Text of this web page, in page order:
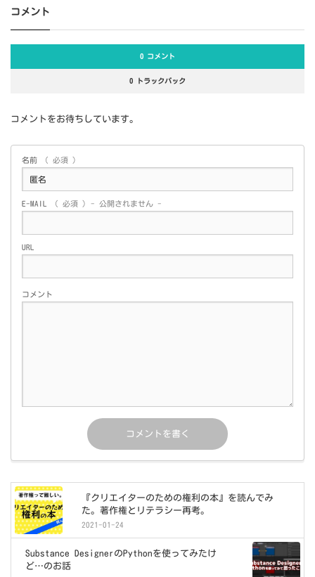
コメント
0 コメント
0 トラックバック
コメントをお待ちしています。
名前 ( 必須 )
E-MAIL ( 必須 ) - 公開されません -
URL
コメント
『クリエイターのための権利の本』を読んでみ
た。著作権とリテラシー再考。
2021-01-24
Substance DesignerのPythonを使ってみたけ
ど…のお話